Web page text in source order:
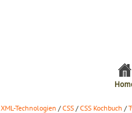
XML-Technologien /CSS /CSS Kochbuch /